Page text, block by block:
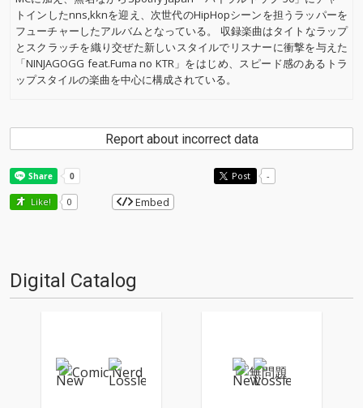
トインしたnns,kknを迎え、次世代のHipHopシーンを担うラッパーを
フューチャーしたアルバムとなっている。 収録楽曲はタイトなラップ
とスクラッチを織り交ぜた新しいスタイルでリスナーに衝撃を与えた
「NINJAGOGG feat.Fuma no KTR」をはじめ、スピード感のあるトラ
ップスタイルの楽曲を中心に構成されている。
Report about incorrect data
Post -
Like! 0 Embed
Digital Catalog